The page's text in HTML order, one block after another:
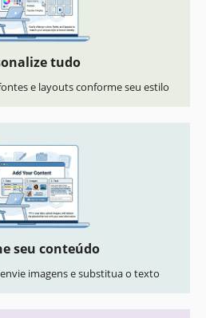
tudo
e layouts conforme seu estilo
seu conteúdo
imagens e substitua o texto